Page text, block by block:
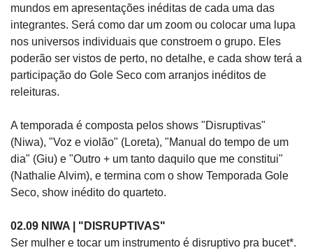
mundos em apresentações inéditas de cada uma das
integrantes. Será como dar um zoom ou colocar uma lupa
nos universos individuais que constroem o grupo. Eles
poderão ser vistos de perto, no detalhe, e cada show terá a
participação do Gole Seco com arranjos inéditos de
releituras.
A temporada é composta pelos shows "Disruptivas"
(Niwa), "Voz e violão" (Loreta), "Manual do tempo de um
dia" (Giu) e "Outro + um tanto daquilo que me constitui"
(Nathalie Alvim), e termina com o show Temporada Gole
Seco, show inédito do quarteto.
02.09 NIWA | "DISRUPTIVAS"
Ser mulher e tocar um instrumento é disruptivo pra bucet*.